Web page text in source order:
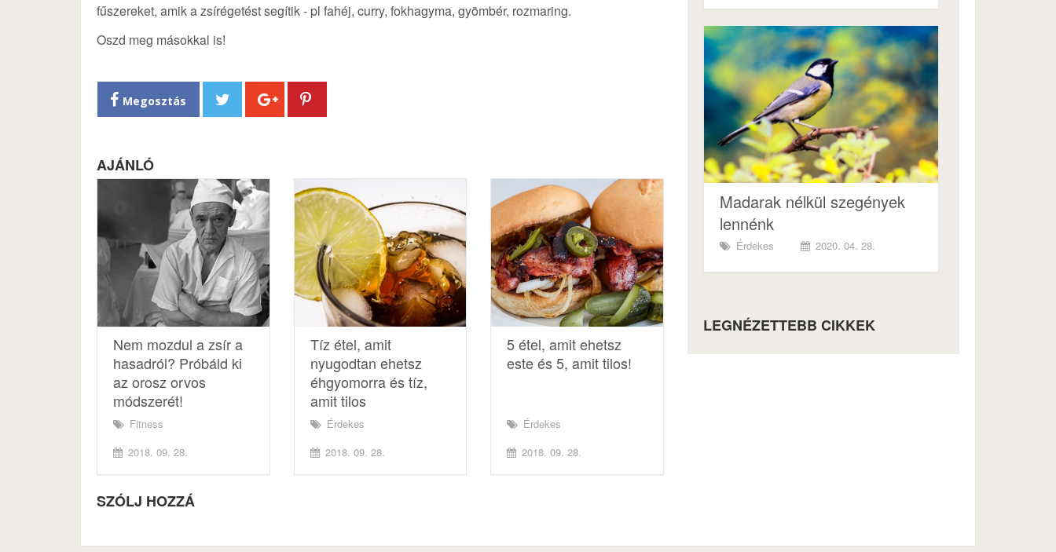
fűszereket, amik a zsírégetést segítik - pl fahéj, curry, fokhagyma, gyömbér, rozmaring.
Oszd meg másokkal is!
Megosztás
AJÁNLÓ
Nem mozdul a zsír a
hasadról? Próbáld ki
az orosz orvos
módszerét!
Fitness
2018. 09. 28.
Tíz étel, amit
nyugodtan ehetsz
éhgyomorra és tíz,
amit tilos
Érdekes
2018. 09. 28.
5 étel, amit ehetsz
este és 5, amit tilos!
Érdekes
2018. 09. 28.
SZÓLJ HOZZÁ
Madarak nélkül szegények
lennénk
Érdekes 2020. 04. 28.
LEGNÉZETTEBB CIKKEK